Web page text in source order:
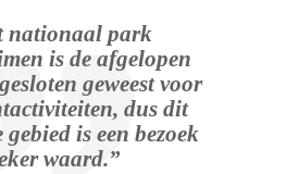
nationaal park
is de afgelopen
geweest voor
dus dit
gebied is een bezoek
waard.”